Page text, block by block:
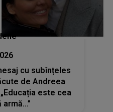
cu subînțeles
de Andreea
este cea